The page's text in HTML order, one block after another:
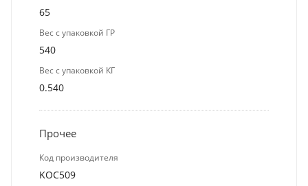
65
Вес с упаковкой ГР
540
Вес с упаковкой КГ
0.540
Прочее
Код производителя
KOC509